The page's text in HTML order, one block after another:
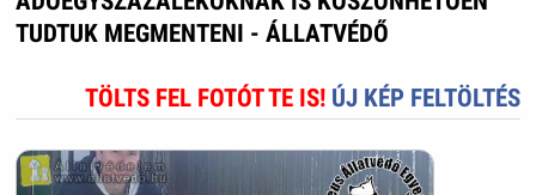
TUDTUK MEGMENTENI - ÁLLATVÉDŐ
TÖLTS FEL FOTÓT TE IS! ÚJ KÉP FELTÖLTÉS